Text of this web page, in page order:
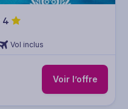
4
Vol inclus
Voir l’offre